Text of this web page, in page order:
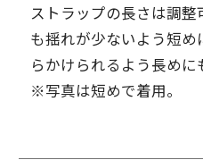
ストラップの長さは調
も揺れが少ないよう短
らかけられるよう長めに
※写真は短めで着用。